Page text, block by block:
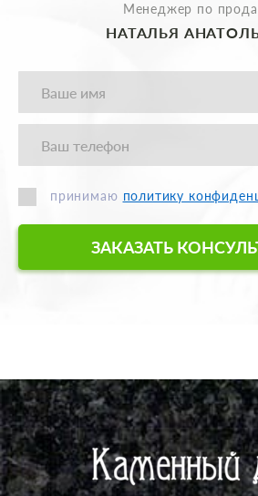
Менеджер по
НАТАЛЬЯ
принимаю политику
ЗАКАЗАТЬ